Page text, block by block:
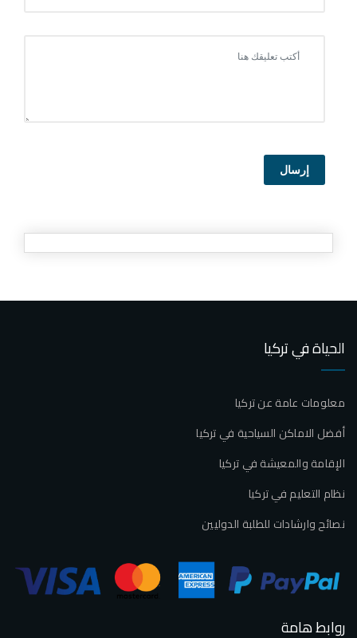
إرسال
الحياة في تركيا
معلومات عامة عن تركيا
أفضل الاماكن السياحية في تركيا
الإقامة والمعيشة في تركيا
نظام التعليم في تركيا
نصائح وارشادات للطلبة الدوليين
روابط هامة